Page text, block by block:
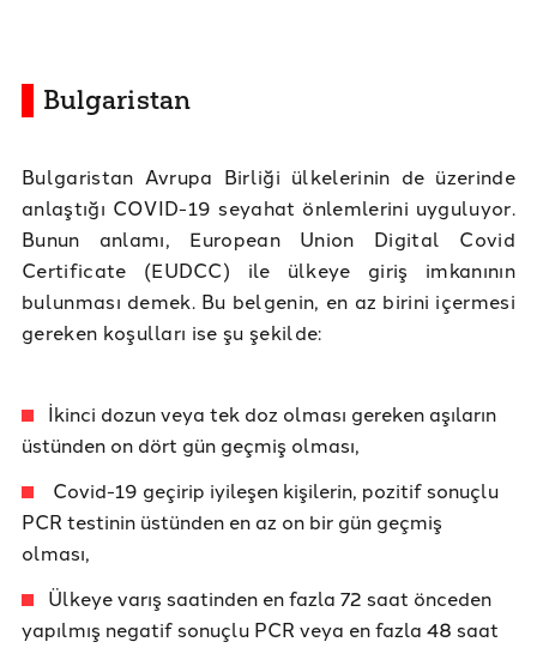
Bulgaristan
Bulgaristan Avrupa Birliği ülkelerinin de üzerinde
anlaştığı COVID-19 seyahat önlemlerini uyguluyor.
Bunun anlamı, European Union Digital Covid
Certificate (EUDCC) ile ülkeye giriş imkanının
bulunması demek. Bu belgenin, en az birini içermesi
gereken koşulları ise şu şekilde:
İkinci dozun veya tek doz olması gereken aşıların
üstünden on dört gün geçmiş olması,
Covid-19 geçirip iyileşen kişilerin, pozitif sonuçlu
PCR testinin üstünden en az on bir gün geçmiş
olması,
Ülkeye varış saatinden en fazla 72 saat önceden
yapılmış negatif sonuçlu PCR veya en fazla 48 saat